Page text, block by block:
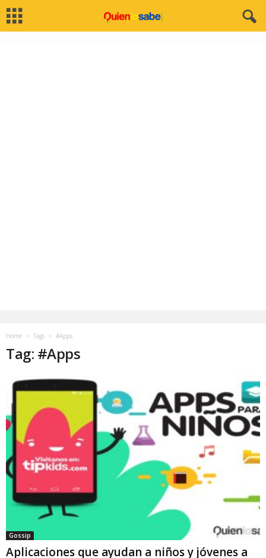
Home Tags #Apps
Tag: #Apps
Gossip
Aplicaciones que ayudan a niños y jóvenes a